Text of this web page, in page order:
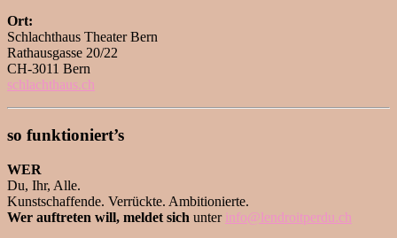
Ort:
Schlachthaus Theater Bern
Rathausgasse 20/22
CH-3011 Bern
schlachthaus.ch
so funktioniert’s
WER
Du, Ihr, Alle.
Kunstschaffende. Verrückte. Ambitionierte.
Wer auftreten will, meldet sich unter info@lendroitperdu.ch